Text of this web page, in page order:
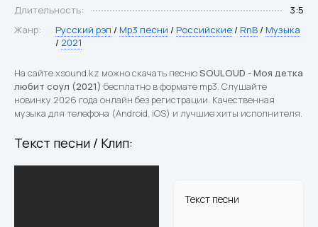
Длительность:
3:5
Жанр:
Русский рэп / Mp3 песни / Российские / RnB / Музыка
/ 2021
На сайте xsound.kz можно скачать песнюSOULOUD - Моя детка
любит соул (2021) бесплатно в формате mp3. Слушайте
новинку 2026 года онлайн без регистрации. Качественная
музыка для телефона (Android, iOS) и лучшие хиты исполнителя.
Текст песни / Клип:
Текст песни